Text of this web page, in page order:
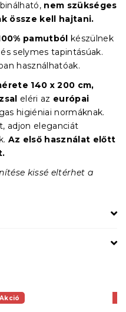
nem szükséges
össze kell hajtani.
pamutból készülnek
selymes tapintásúak.
használhatóak.
140 x 200 cm,
eléri az európai
higiéniai normáknak.
adjon eleganciát
Az első használat előtt
kissé eltérhet a
Akció